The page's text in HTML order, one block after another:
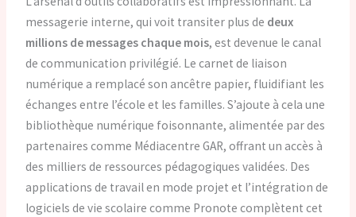
messagerie interne, qui voit transiter plus de deux
millions de messages chaque mois, est devenue le canal
de communication privilégié. Le carnet de liaison
numérique a remplacé son ancêtre papier, fluidifiant les
échanges entre l’école et les familles. S’ajoute à cela une
bibliothèque numérique foisonnante, alimentée par des
partenaires comme Médiacentre GAR, offrant un accès à
des milliers de ressources pédagogiques validées. Des
applications de travail en mode projet et l’intégration de
logiciels de vie scolaire comme Pronote complètent cet